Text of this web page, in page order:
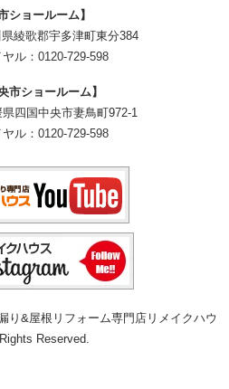
ショールーム】
綾歌郡宇多津町東分384
ル： 0120-729-598
市ショールーム】
四国中央市妻鳥町972-1
ル： 0120-729-598
り&屋根リフォーム専門店リメイクハウ
Reserved.